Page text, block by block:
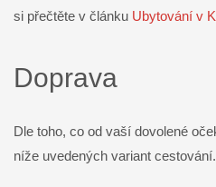
si přečtěte v článku Ubytování v
Doprava
Dle toho, co od vaší dovolené
níže uvedených variant cestování.